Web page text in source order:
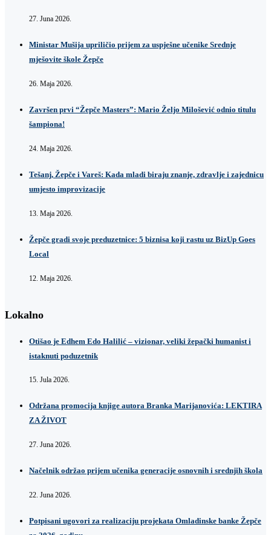
27. Juna 2026.
Ministar Mušija upriličio prijem za uspješne učenike Srednje
mješovite škole Žepče
26. Maja 2026.
Završen prvi “Žepče Masters”: Mario Željo Milošević odnio titulu
šampiona!
24. Maja 2026.
Tešanj, Žepče i Vareš: Kada mladi biraju znanje, zdravlje i zajednicu
umjesto improvizacije
13. Maja 2026.
Žepče gradi svoje preduzetnice: 5 biznisa koji rastu uz BizUp Goes
Local
12. Maja 2026.
Lokalno
Otišao je Edhem Edo Halilić – vizionar, veliki žepački humanist i
istaknuti poduzetnik
15. Jula 2026.
Održana promocija knjige autora Branka Marijanovića: LEKTIRA
ZA ŽIVOT
27. Juna 2026.
Načelnik održao prijem učenika generacije osnovnih i srednjih škola
22. Juna 2026.
Potpisani ugovori za realizaciju projekata Omladinske banke Žepče